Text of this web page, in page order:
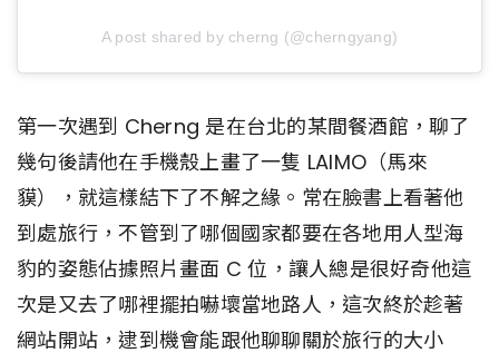
A post shared by cherng (@cherngyang)
第一次遇到 Cherng 是在台北的某間餐酒館，聊了
幾句後請他在手機殼上畫了一隻 LAIMO（馬來
貘），就這樣結下了不解之緣。常在臉書上看著他
到處旅行，不管到了哪個國家都要在各地用人型海
豹的姿態佔據照片畫面 C 位，讓人總是很好奇他這
次是又去了哪裡擺拍嚇壞當地路人，這次終於趁著
網站開站，逮到機會能跟他聊聊關於旅行的大小